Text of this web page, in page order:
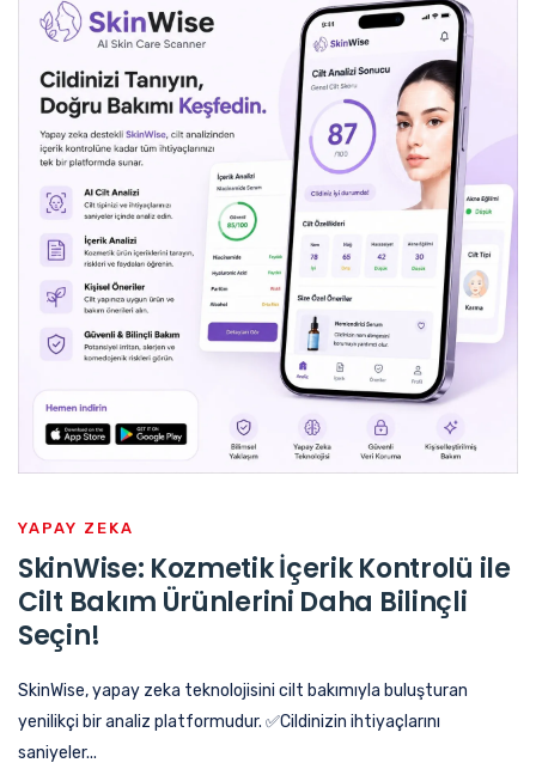
YAPAY ZEKA
SkinWise: Kozmetik İçerik Kontrolü ile
Cilt Bakım Ürünlerini Daha Bilinçli
Seçin!
SkinWise, yapay zeka teknolojisini cilt bakımıyla buluşturan
yenilikçi bir analiz platformudur. ✅Cildinizin ihtiyaçlarını
saniyeler...